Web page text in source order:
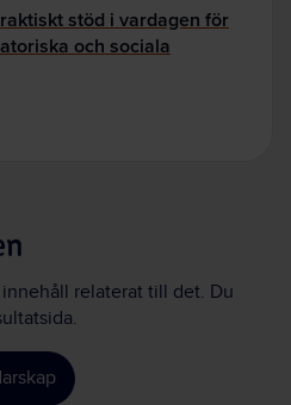
stöd i vardagen för
och sociala
relaterat till det. Du